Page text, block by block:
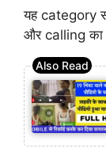
यह category
और calling का